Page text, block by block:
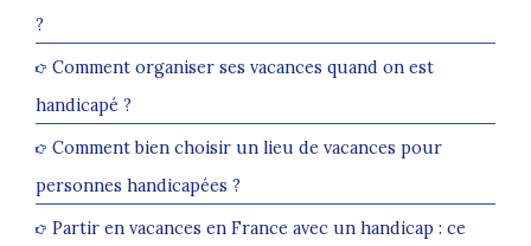
?
Comment organiser ses vacances quand on est
handicapé ?
Comment bien choisir un lieu de vacances pour
personnes handicapées ?
Partir en vacances en France avec un handicap : ce